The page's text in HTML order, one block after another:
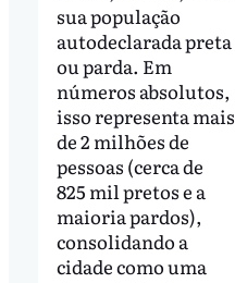
sua população
autodeclarada preta
ou parda. Em
números absolutos,
isso representa mais
de 2 milhões de
pessoas (cerca de
825 mil pretos e a
maioria pardos),
consolidando a
cidade como uma